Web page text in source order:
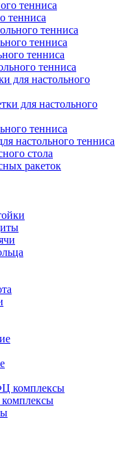
тенниса
тенниса
тенниса
тенниса
для настольного
для настольного
тенниса
настольного тенниса
стола
ракеток